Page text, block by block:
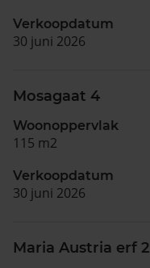
Verkoopdatum
30 juni 2026
Mosagaat 4
Woonoppervlak
115 m2
Verkoopdatum
30 juni 2026
Maria Austria erf 2